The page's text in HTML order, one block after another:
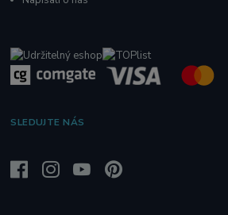
SLEDUJTE NÁS